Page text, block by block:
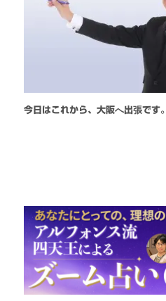
今日はこれから、大阪へ出張です。